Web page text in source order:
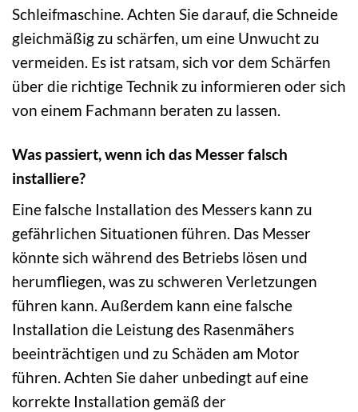
Schleifmaschine. Achten Sie darauf, die Schneide
gleichmäßig zu schärfen, um eine Unwucht zu
vermeiden. Es ist ratsam, sich vor dem Schärfen
über die richtige Technik zu informieren oder sich
von einem Fachmann beraten zu lassen.
Was passiert, wenn ich das Messer falsch
installiere?
Eine falsche Installation des Messers kann zu
gefährlichen Situationen führen. Das Messer
könnte sich während des Betriebs lösen und
herumfliegen, was zu schweren Verletzungen
führen kann. Außerdem kann eine falsche
Installation die Leistung des Rasenmähers
beeinträchtigen und zu Schäden am Motor
führen. Achten Sie daher unbedingt auf eine
korrekte Installation gemäß der